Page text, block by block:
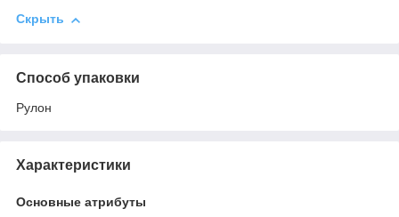
Скрыть
Способ упаковки
Рулон
Характеристики
Основные атрибуты